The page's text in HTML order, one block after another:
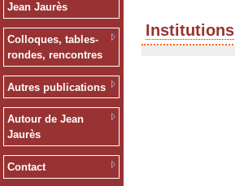
Jean Jaurès
Colloques, tables-
rondes, rencontres
Autres publications
Autour de Jean
Jaurès
Contact
Institutions